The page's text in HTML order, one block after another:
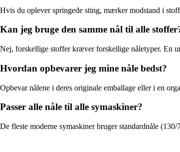
Hvis du oplever springede sting, mærker modstand i
Kan jeg bruge den samme nål til alle
Nej, forskellige stoffer kræver forskellige nåletyper. En
Hvordan opbevarer jeg mine nåle bedst?
Opbevar nålene i deres originale emballage eller i en
Passer alle nåle til alle symaskiner?
De fleste moderne symaskiner bruger standardnåle